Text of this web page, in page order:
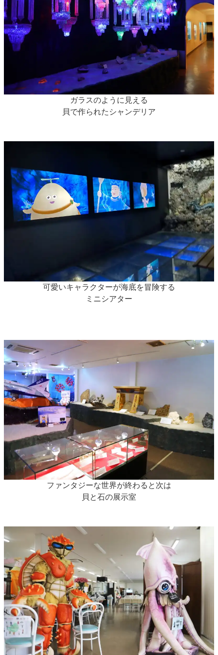
ガラスのように見える
貝で作られたシャンデリア
可愛いキャラクターが海底を冒険する
ミニシアター
ファンタジーな世界が終わると次は
貝と石の展示室